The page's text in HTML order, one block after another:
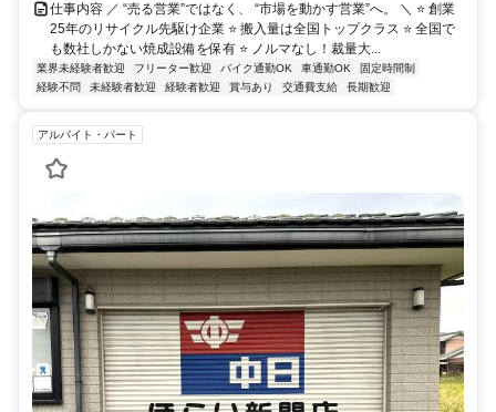
仕事内容 ／ “売る営業”ではなく、 “市場を動かす営業”へ。 ＼ ⭐ 創業
25年のリサイクル先駆け企業 ⭐ 搬入量は全国トップクラス ⭐ 全国で
も数社しかない焼成設備を保有 ⭐ ノルマなし！裁量大...
業界未経験者歓迎 フリーター歓迎 バイク通勤OK 車通勤OK
固定時間制
経験不問
未経験者歓迎 経験者歓迎 賞与あり 交通費支給 長期歓迎
アルバイト・パート